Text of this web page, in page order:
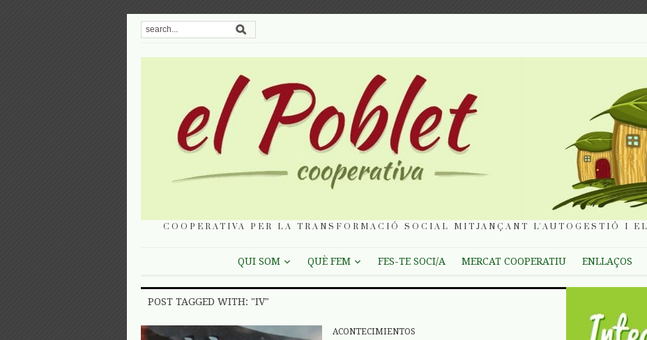
COOPERATIVA PER LA TRANSFORMACIÓ SOCIAL MITJANÇANT L'AUTOGESTIÓ I
QUI SOM QUÈ FEM FES-TE SOCI/A MERCAT COOPERATIU ENLLAÇOS
POST TAGGED WITH: "IV"
ACONTECIMIENTOS